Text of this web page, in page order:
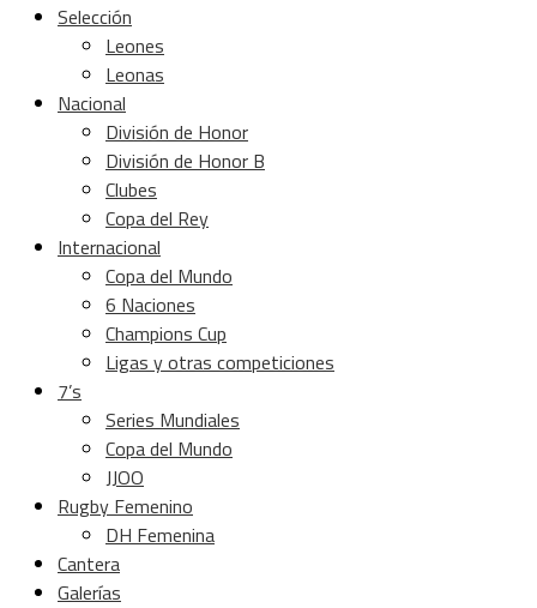
Selección
Leones
Leonas
Nacional
División de Honor
División de Honor B
Clubes
Copa del Rey
Internacional
Copa del Mundo
6 Naciones
Champions Cup
Ligas y otras competiciones
7’s
Series Mundiales
Copa del Mundo
JJOO
Rugby Femenino
DH Femenina
Cantera
Galerías